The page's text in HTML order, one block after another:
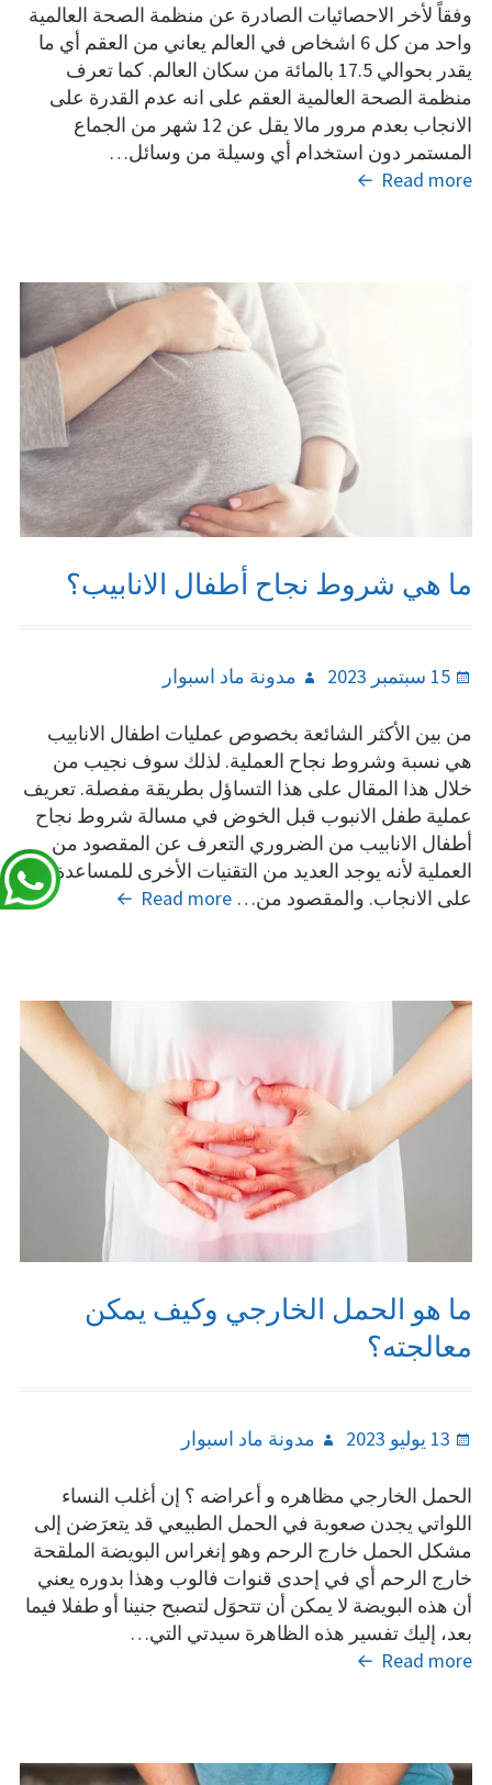
وفقاً لأخر الاحصائيات الصادرة عن منظمة الصحة العالمية
واحد من كل 6 اشخاص في العالم يعاني من العقم أي ما
يقدر بحوالي 17.5 بالمائة من سكان العالم. كما تعرف
منظمة الصحة العالمية العقم على انه عدم القدرة على
الانجاب بعدم مرور مالا يقل عن 12 شهر من الجماع
المستمر دون استخدام أي وسيلة من وسائل…
Read more ما
ما هي شروط نجاح أطفال الانابيب؟
Posted
15 سبتمبر 2023 Author
مدونة ماد اسبوار
من بين الأكثر الشائعة بخصوص عمليات اطفال الانابيب
هي نسبة وشروط نجاح العملية. لذلك سوف نجيب من
خلال هذا المقال على هذا التساؤل بطريقة مفصلة. تعريف
عملية طفل الانبوب قبل الخوض في مسالة شروط نجاح
أطفال الانابيب من الضروري التعرف عن المقصود من
العملية لأنه يوجد العديد من التقنيات الأخرى للمساعدة
على الانجاب. والمقصود من… Read more ما
أطفال
الانابيب؟
ما هو الحمل الخارجي وكيف يمكن
معالجته؟
Posted
13 يوليو 2023 Author
مدونة ماد اسبوار
الحمل الخارجي مظاهره و أعراضه ؟ إن أغلب النساء
اللواتي يجدن صعوبة في الحمل الطبيعي قد يتعرَضن إلى
مشكل الحمل خارج الرحم وهو إنغراس البويضة الملقحة
خارج الرحم أي في إحدى قنوات فالوب وهذا بدوره يعني
أن هذه البويضة لا يمكن أن تتحوَل لتصبح جنينا أو طفلا فيما
بعد، إليك تفسير هذه الظاهرة سيدتي التي…
Read more ما
وكيف